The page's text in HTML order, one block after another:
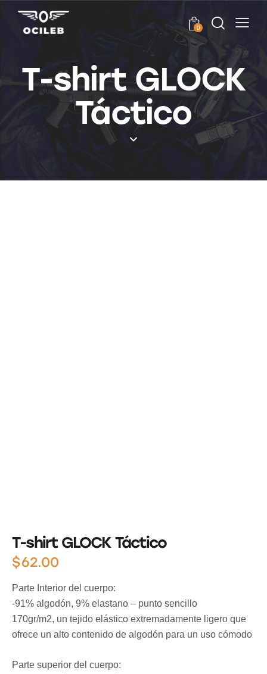
0
T-shirt GLOCK
Táctico
T-shirt GLOCK Táctico
$62.00
Parte Interior del cuerpo:
-91% algodón, 9% elastano – punto sencillo
170gr/m2, un tejido elástico extremadamente ligero que
ofrece un alto contenido de algodón para un uso cómodo
Parte superior del cuerpo: